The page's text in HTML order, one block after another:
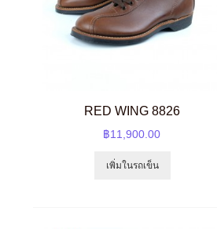
RED WING 8826
฿11,900.00
เพิ่มในรถเข็น